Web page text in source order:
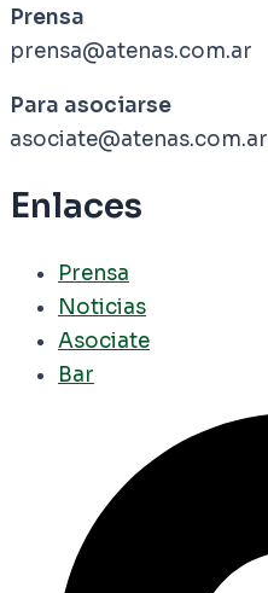
Prensa
prensa@atenas.com.ar
Para asociarse
asociate@atenas.com.ar
Enlaces
Prensa
Noticias
Asociate
Bar